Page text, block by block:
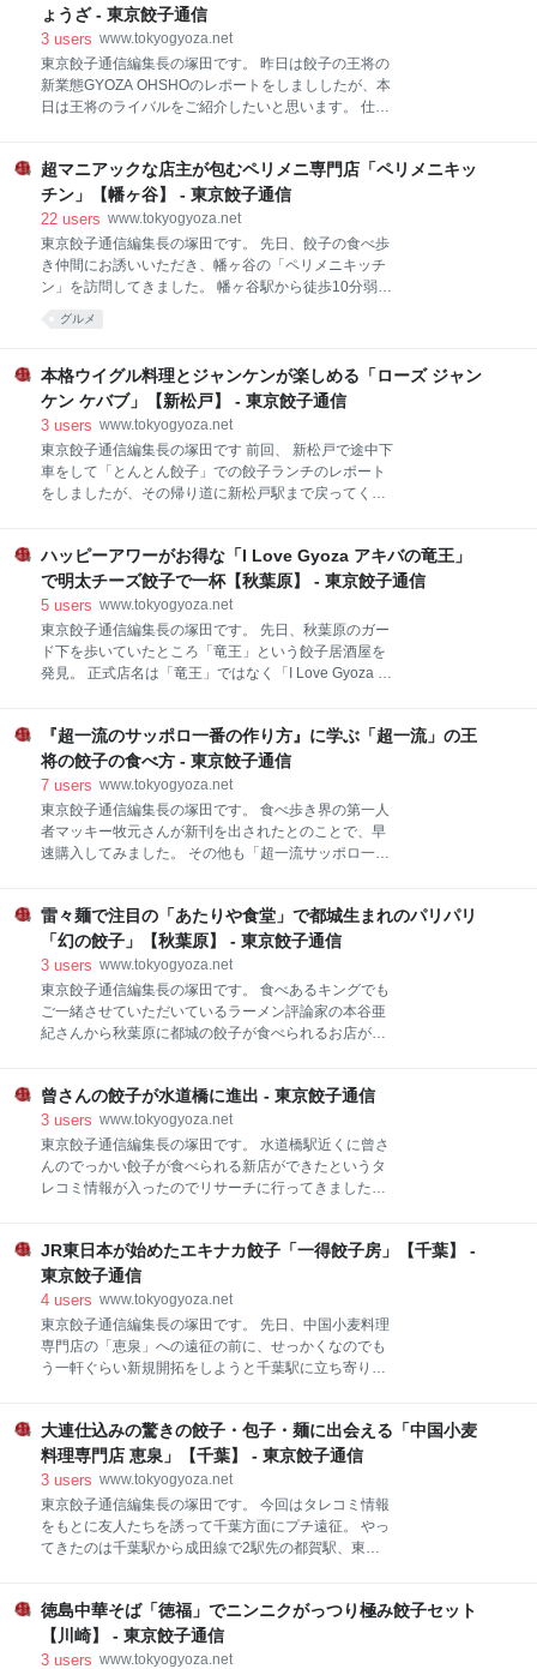
いものの、それ以外も色々と選べそうです。 お店のあ
る地下に降りていきます。 地下は意外と広く、明るい
雰囲気。
ョーザ専門店。 自宅の一角で営む家族経営の餃子店
で、創業30年超となかなかの歴史のあるお店。 現在は
創業者の息子さんが二代目としてお店を切り盛りして
いるようです。 kashiwa.mypl.net にんにく無しは売り
切れていたので、にんにくありの冷凍餃子のみを50個
これで安心して家まで持って帰れます。 店内のギョー
ザ工房を覗き込むとそこには、東亜工業の「餃子革
命」が鎮座していました。 www.toa-i
ょうざ - 東京餃子通信
3 users www.tokyogyoza.net
東京餃子通信編集長の塚田です。 昨日は餃子の王将の
新業態GYOZA OHSHOのレポートをしまししたが、本
日は王将のライバルをご紹介したいと思います。 仕事
も餃子の王将があります。 この地区は派手な看板を出
さない決まりがあるらしく、お馴染みの王将の赤い看
板とは異なった白地に赤文字の看板が掲げられていま
した。 今年は餃子会員に上位のプレミアム会員が増え
たのですが、8月時点では未発表だった絵柄はくまモ
ンに決定。 せっかく店の前まで来たのでポイント稼ぎ
の強力なライバルがあると聞いたので祇園の小路を抜
くとお目当てのお店に到着しました。 店構えも落ち着
きがあって非常に良い雰囲気です。 王将の強力なライ
超マニアックな店主が包むペリメニ専門店「ペリメニキッ
チン」【幡ヶ谷】 - 東京餃子通信
22 users www.tokyogyoza.net
東京餃子通信編集長の塚田です。 先日、餃子の食べ歩
き仲間にお誘いいただき、幡ヶ谷の「ペリメニキッチ
ン」を訪問してきました。 幡ヶ谷駅から徒歩10分弱。
す。 入口には満席の看板。 我々のグループの予約でい
く日本で唯一のペリメニ専門店。 ロシア料理全般では
なくペリメニ専門のお店です。 世界の餃子風料理も追
いかける私にとっては、こういうお店が増えるのはう
のが好きではないようなので、今回は「ロシア風餃
子」という表現は控えたいと思います。 お店は店主さ
んが一人で切り盛りされていて、カウンターが7席に4
りです。 カウンターの上にはマトリョーシカが並んで
いました。 せっかくRussian Dumplingsのペリ
グルメ
本格ウイグル料理とジャンケンが楽しめる「ローズ ジャン
ケン ケバブ」【新松戸】 - 東京餃子通信
3 users www.tokyogyoza.net
東京餃子通信編集長の塚田です 前回、 新松戸で途中下
車をして「とんとん餃子」での餃子ランチのレポート
をしましたが、その帰り道に新松戸駅まで戻ってくる
一度新松戸駅に帰ってきました。 その気になるお店は
こちらのたばこ屋の脇にある劇狭のお店「ローズ じゃ
んけん ケバブ」。 ローズもケバブもわかるがジャンケ
ン？？ 看板のイラストを見る限りグーチョキパーのあ
のジャンケンです。 その名前やお店の雰囲気とは裏腹
に、ハラルな新疆料理をうたっています。 外に出てい
す。 店名にケバブと入っているように、推しのメニュ
ーはケバブ。 店頭ではドネルケバブの機械で羊肉が焼
かれています。 店内は劇狭のカウン
ハッピーアワーがお得な「I Love Gyoza アキバの竜王」
で明太チーズ餃子で一杯【秋葉原】 - 東京餃子通信
5 users www.tokyogyoza.net
東京餃子通信編集長の塚田です。 先日、秋葉原のガー
ド下を歩いていたところ「竜王」という餃子居酒屋を
発見。 正式店名は「竜王」ではなく「I Love Gyoza ア
を発見をした日は満席で入れなかったので、あらため
て別日に訪問をしてみました。 期間限定で16時から
19時までハッピーアワーを開催。 生ビールとハイボー
ルが一杯199円と超お得な価格で提供されています。
店内に入ると店名にちなんだ巨大な竜のオブジェがお
出迎え。 かなり早めの時間だったのですが席は半分ぐ
れます。 まずは199円のビールを注文。 餃子は10種用
意されています。 まずは定番の「国産豚アキバの竜王
餃子」
『超一流のサッポロ一番の作り方』に学ぶ「超一流」の王
将の餃子の食べ方 - 東京餃子通信
7 users www.tokyogyoza.net
東京餃子通信編集長の塚田です。 食べ歩き界の第一人
者マッキー牧元さんが新刊を出されたとのことで、早
速購入してみました。 その他も「超一流サッポロ一番
が多数掲載されているのですが、サッポロ一番以外に
も色々な料理の一流の食べ方が紹介されています。 卵
に至ってはサッポロ一番よりもページ数を割いてたり
します。 その中で「王将の餃子」の食べ方についても
紹介がされていました。 ほかのメニューはナポリタン
とかタンメンとか一般メニュー名なのですが、吉野家
「餃子の王将」。 通称「京都王将」を示しています。
マッキー牧元さんは、以前「お先にどうぞ」というTV
ドラマの監修を担当し、餃子の食べ方についてもかな
り探求してい
雷々麺で注目の「あたりや食堂」で都城生まれのパリパリ
「幻の餃子」【秋葉原】 - 東京餃子通信
3 users www.tokyogyoza.net
東京餃子通信編集長の塚田です。 食べあるキングでも
ご一緒させていただいているラーメン評論家の本谷亜
紀さんから秋葉原に都城の餃子が食べられるお店があ
「あたりや食堂」の看板を見つけました。 都営新宿線
の「岩本町駅」が一番近そうです。 あたりや食堂は戦
後間もない昭和23年に宮崎県都城市で屋台のお店とし
て創業しました。 三代目のご主人が当店名物の「雷々
麺」をもっと広めたいと東京進出を果たし、秋葉原の
うなメニュー構成になっています。 都城のお店だけあ
って霧島が白、黒、赤と並んでいます。 茜霧島も置い
てあることもあるようです。 私は自宅でもよく飲む黒
霧島を水割りでいただくことにしました。 つまみはも
ちろん焼き餃
曾さんの餃子が水道橋に進出 - 東京餃子通信
3 users www.tokyogyoza.net
東京餃子通信編集長の塚田です。 水道橋駅近くに曾さ
んのでっかい餃子が食べられる新店ができたというタ
レコミ情報が入ったのでリサーチに行ってきました。
載もされている東京を代表するお店の一つです。
www.tokyogyoza.net 水道橋駅から徒歩3分ほど、日本
大学法学部の裏あたりに「曾さんの餃子」が開店して
いました 店内はそこそこ広めなのですが、開店一週間
で早くもほぼ満席状態。 今回は一人で訪問をしたた
め、待たずにカウンター席に座ることができました。
をチェックすると焼き餃子定食は餃子の個数と白飯 or
魯肉飯が選択できるようです。 今回は餃子の個数は4
個で、白米→魯肉飯を選択しました。 しばら
JR東日本が始めたエキナカ餃子「一得餃子房」【千葉】 -
東京餃子通信
4 users www.tokyogyoza.net
東京餃子通信編集長の塚田です。 先日、中国小麦料理
専門店の「恵泉」への遠征の前に、せっかくなのでも
う一軒ぐらい新規開拓をしようと千葉駅に立ち寄りま
場や飲食店街などかなり充実したお店のラインナッ
プ。 数多く入る飲食店の中には餃子専門店もありまし
た。 その名も「一得餃子房」。 実はこちら「一得餃子
房」はJR東日本系列の会社が運営する新業態。 ついに
JRまでが餃子に進出してきました。 エキナカの利点を
生かしお持ち帰りの餃子も積極販売。 冷凍生餃子と焼
購入していました。 これは上手い戦略ですね。 ちなみ
に毎月下一桁に1がつく日は「一得の日」と称して、
持ち帰り餃子は10%OFF、生ビールや
大連仕込みの驚きの餃子・包子・麺に出会える「中国小麦
料理専門店 恵泉」【千葉】 - 東京餃子通信
3 users www.tokyogyoza.net
東京餃子通信編集長の塚田です。 今回はタレコミ情報
をもとに友人たちを誘って千葉方面にプチ遠征。 やっ
てきたのは千葉駅から成田線で2駅先の都賀駅、東京
していて、駅前にはマンションも立ち並んでいる千葉
のベッドタウン的な街の様です。 駅からモノレールに
沿って歩くこと5分ほど。 目的のお店「中国小麦料理
徳島中華そば「徳福」でニンニクがっつり極み餃子セット
【川崎】 - 東京餃子通信
3 users www.tokyogyoza.net